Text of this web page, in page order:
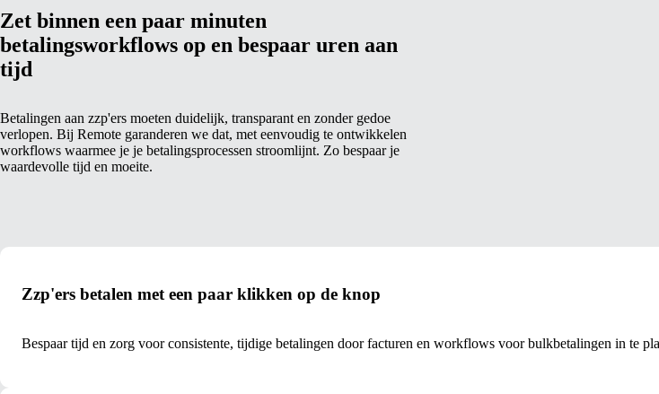
Zet binnen een paar minuten
betalingsworkflows op en bespaar uren aan
tijd
Betalingen aan zzp'ers moeten duidelijk, transparant en zonder gedoe
verlopen. Bij Remote garanderen we dat, met eenvoudig te ontwikkelen
workflows waarmee je je betalingsprocessen stroomlijnt. Zo bespaar je
waardevolle tijd en moeite.
Zzp'ers betalen met een paar klikken op de knop
Bespaar tijd en zorg voor consistente, tijdige betalingen door facturen en workflows voor bulkbetalingen in te